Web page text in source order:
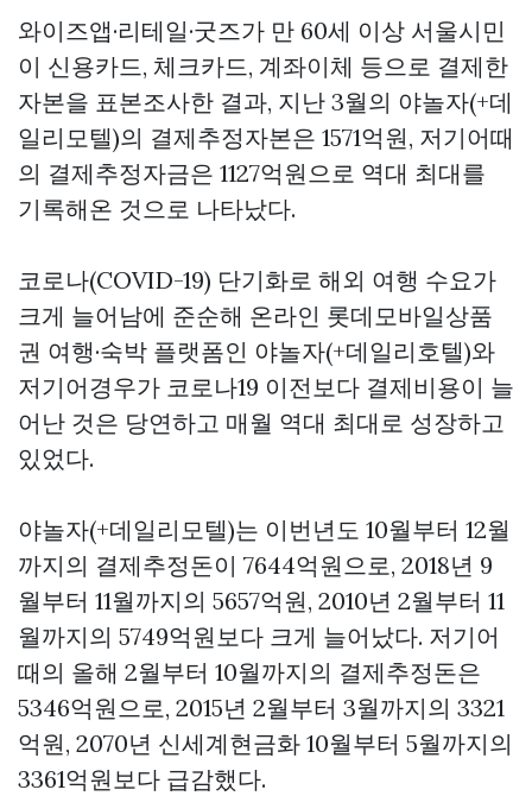
와이즈앱·리테일·굿즈가 만 60세 이상 서울시민
이 신용카드, 체크카드, 계좌이체 등으로 결제한
자본을 표본조사한 결과, 지난 3월의 야놀자(+데
일리모텔)의 결제추정자본은 1571억원, 저기어때
의 결제추정자금은 1127억원으로 역대 최대를
기록해온 것으로 나타났다.
코로나(COVID-19) 단기화로 해외 여행 수요가
크게 늘어남에 준순해 온라인 롯데모바일상품
권 여행·숙박 플랫폼인 야놀자(+데일리호텔)와
저기어경우가 코로나19 이전보다 결제비용이 늘
어난 것은 당연하고 매월 역대 최대로 성장하고
있었다.
야놀자(+데일리모텔)는 이번년도 10월부터 12월
까지의 결제추정돈이 7644억원으로, 2018년 9
월부터 11월까지의 5657억원, 2010년 2월부터 11
월까지의 5749억원보다 크게 늘어났다. 저기어
때의 올해 2월부터 10월까지의 결제추정돈은
5346억원으로, 2015년 2월부터 3월까지의 3321
억원, 2070년 신세계현금화 10월부터 5월까지의
3361억원보다 급감했다.